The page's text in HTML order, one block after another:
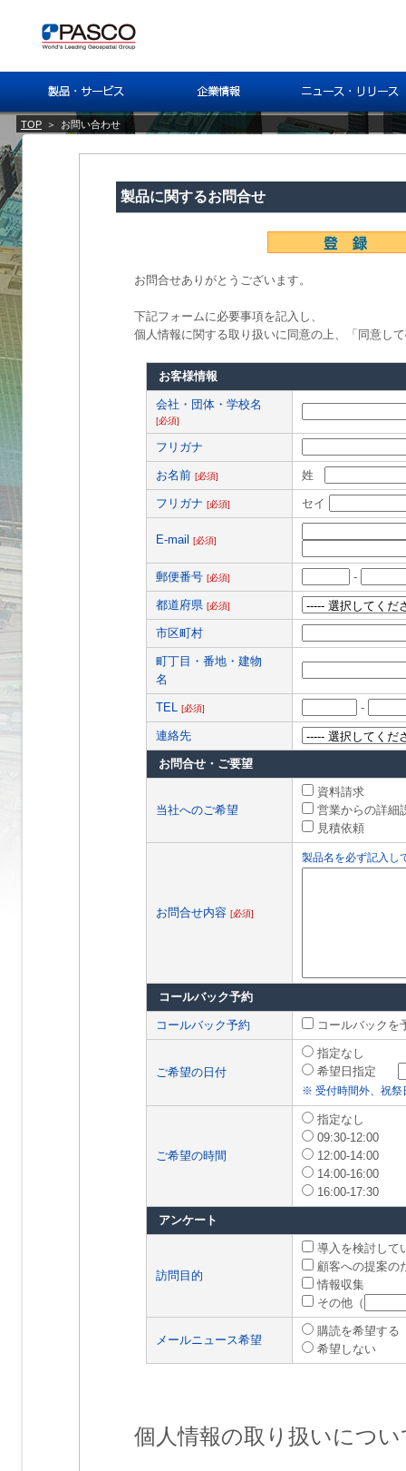
TOP ＞ お問い合わせ
製品に関するお問合せ
お問合せありがとうございます。
下記フォームに必要事項を記入し、
個人情報に関する取り扱いに同意の上、「同意し
お客様情報
会社・団体・学校名
[必須]
フリガナ
お名前 [必須] 姓
フリガナ [必須] セイ
E-mail [必須]
郵便番号 [必須] -
都道府県 [必須]
市区町村
町丁目・番地・建物
名
TEL [必須] -
連絡先
お問合せ・ご要望
当社へのご希望
資料請求
営業からの詳細
見積依頼
お問合せ内容 [必須]
製品名を必ず記入し
コールバック予約
コールバック予約 コールバックを
ご希望の日付
指定なし
希望日指定
※ 受付時間外、祝祭
ご希望の時間
指定なし
09:30-12:00
12:00-14:00
14:00-16:00
16:00-17:30
アンケート
訪問目的
導入を検討して
顧客への提案の
情報収集
その他（
メールニュース希望
購読を希望する
希望しない
個人情報の取り扱いについ